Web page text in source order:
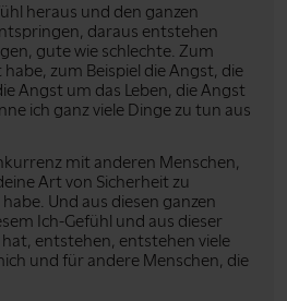
heraus und den ganzen
daraus entstehen
gute wie schlechte. Zum
zum Beispiel die Angst, die
Angst um das Leben, die Angst
ich ganz viele Dinge zu tun aus
mit anderen Menschen,
Art von Sicherheit zu
Und aus diesen ganzen
Ich-Gefühl und aus dieser
entstehen, entstehen viele
und für andere Menschen, die